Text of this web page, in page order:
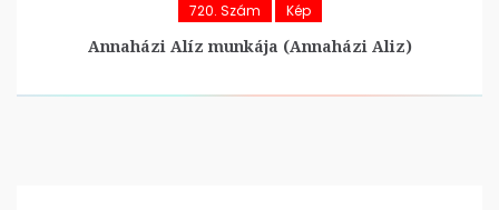
720. Szám Kép
Annaházi Alíz munkája (Annaházi Aliz)